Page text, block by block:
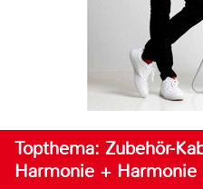
Topthema: Zubehör-
Harmonie +